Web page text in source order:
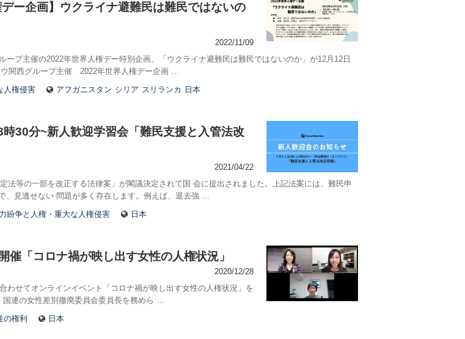
ー企画】ウクライナ避難民は難民ではないの
2022/11/09
ープ主催の2022年世界人権デー特別企画、「ウクライナ避難民は難民ではないのか」が12月12日
関西グループ主催 2022年世界人権デー企画 …
人権侵害 アフガニスタン シリア スリランカ 日本
時30分~新人歓迎学習会「難民支援と入管法改
2021/04/22
法等の一部を改正する法律案」が閣議決定されて国 会に提出されました。上記法案には、難民申
、見逃せない 問題が多く存在します。例えば、退去強 …
紛争と人権・重大な人権侵害 日本
催「コロナ禍が映し出す女性の人権状況」
2020/12/28
わせてオンラインイベント「コロナ禍が映し出す女性の人権状況」を
連の女性差別撤廃委員会委員長を務めら …
の権利 日本